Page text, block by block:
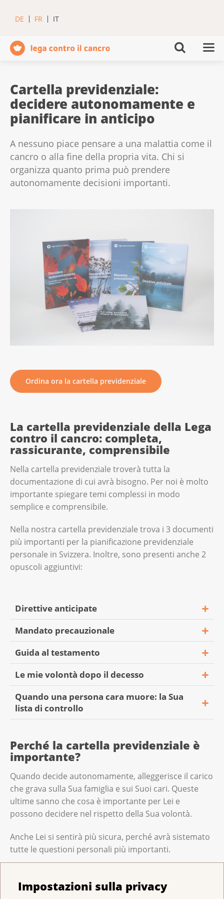
Impostazioni sulla privacy
DE FR IT
Cartella previdenziale:
decidere autonomamente e
pianificare in anticipo
A nessuno piace pensare a una malattia come il
cancro o alla fine della propria vita. Chi si
organizza quanto prima può prendere
autonomamente decisioni importanti.
Ordina ora la cartella previdenziale
La cartella previdenziale della Lega
contro il cancro: completa,
rassicurante, comprensibile
Nella cartella previdenziale troverà tutta la
documentazione di cui avrà bisogno. Per noi è molto
importante spiegare temi complessi in modo
semplice e comprensibile.
Nella nostra cartella previdenziale trova i 3 documenti
più importanti per la pianificazione previdenziale
personale in Svizzera. Inoltre, sono presenti anche 2
opuscoli aggiuntivi:
Direttive anticipate
Nelle direttive anticipate Lei indica quali cure
Mandato precauzionale
Contenuto
Guida al testamento
Le mie volontà dopo il decesso
Quando una persona cara muore: la Sua
lista di controllo
Perché la cartella previdenziale è
importante?
Quando decide autonomamente, alleggerisce il carico
che grava sulla Sua famiglia e sui Suoi cari. Queste
ultime sanno che cosa è importante per Lei e
possono decidere nel rispetto della Sua volontà.
Anche Lei si sentirà più sicura, perché avrà sistemato
tutte le questioni personali più importanti.